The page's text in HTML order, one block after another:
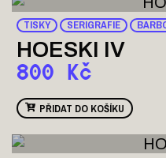
TISKY SERIGRAFIE
HOESKI IV
800 Kč
PŘIDAT DO KOŠÍKU